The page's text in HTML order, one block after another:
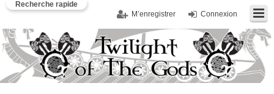
Connexion
M’enregistrer
Recherche rapide